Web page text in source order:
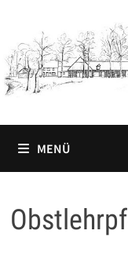
springen
MENÜ